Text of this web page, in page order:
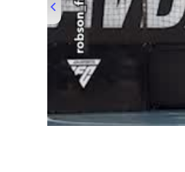
00:00/01:06